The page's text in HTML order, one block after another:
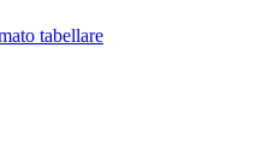
tabellare